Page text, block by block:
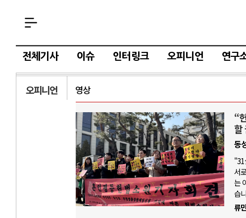
전체기사 이슈 인터링크 오피니언 연구
오피니언 영상
“
할
동
서
는
습
류
AI와 인간
중국 AI, 저가 공세로 글로벌 토큰 시..
AI 국부펀드 구상 놓고 미국 진보진영 ..
AI 데이터센터 반대 투쟁은 새로운 글로..
AI의 숨은 환경 비용: 데이터센터 확산..
러시아-
전쟁의 추상화: 우크
EU·우크라이나 드
나토, 우크라 군사
우크라이나, 덴마크
러·우크라, 대규모